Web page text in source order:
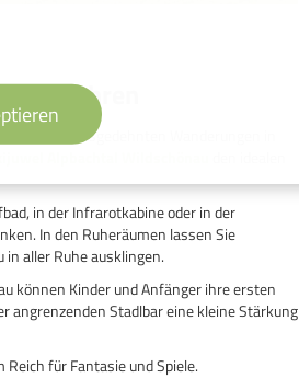
Skifahren
Sie nach ausgedehnten Wanderungen in
in der Infrarotkabine oder in der
In den Ruheräumen lassen Sie
aller Ruhe ausklingen.
können Kinder und Anfänger ihre ersten
angrenzenden Stadlbar eine kleine Stärkung
Reich für Fantasie und Spiele.